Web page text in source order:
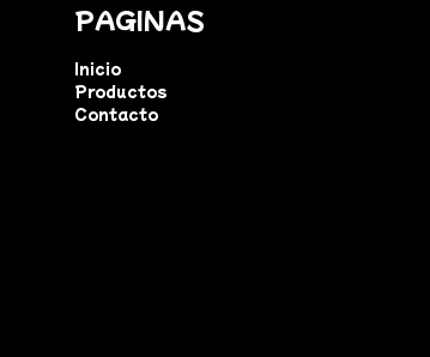
PAGINAS
Inicio
Productos
Contacto